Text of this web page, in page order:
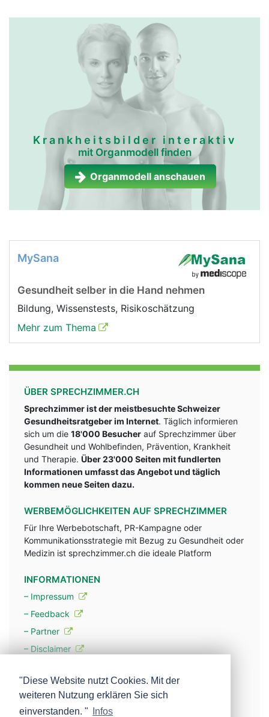
Krankheitsbilder interaktiv
mit Organmodell finden
Organmodell anschauen
MySana
Gesundheit selber in die Hand nehmen
Bildung, Wissenstests, Risikoschätzung
Mehr zum Thema
ÜBER SPRECHZIMMER.CH
Sprechzimmer ist der meistbesuchte Schweizer
Gesundheitsratgeber im Internet. Täglich informieren
sich um die 18'000 Besucher auf Sprechzimmer über
Gesundheit und Wohlbefinden, Prävention, Krankheit
und Therapie. Über 23'000 Seiten mit fundlerten
Informationen umfasst das Angebot und täglich
kommen neue Seiten dazu.
WERBEMÖGLICHKEITEN AUF SPRECHZIMMER
Für Ihre Werbebotschaft, PR-Kampagne oder
Kommunikationsstrategie mit Bezug zu Gesundheit oder
Medizin ist sprechzimmer.ch die ideale Platform
INFORMATIONEN
– Impressum
– Feedback
– Partner
– Disclaimer
– Werbung
– Mehr über unsere Experten
"Diese Website nutzt Cookies. Mit der
weiteren Nutzung erklären Sie sich
einverstanden. "
Infos